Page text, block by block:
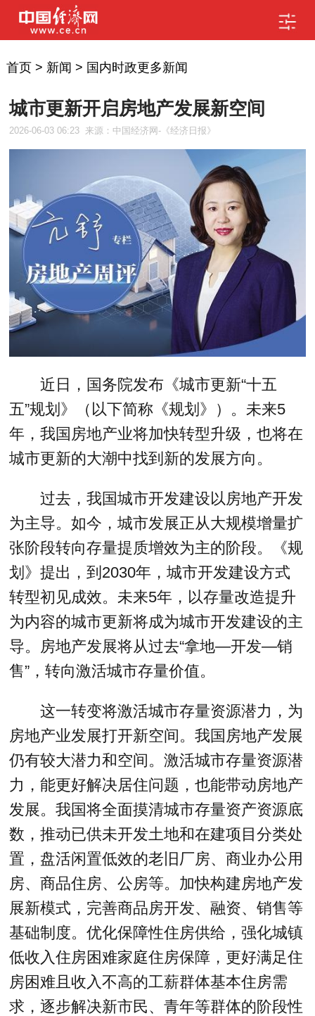
首页> 新闻 > 国内时政更多新闻
城市更新开启房地产发展新空间
2026-06-03 06:23 来源：中国经济网-《经济日报》
近日，国务院发布《城市更新“十五
五”规划》（以下简称《规划》）。未来5
年，我国房地产业将加快转型升级，也将在
城市更新的大潮中找到新的发展方向。
过去，我国城市开发建设以房地产开发
为主导。如今，城市发展正从大规模增量扩
张阶段转向存量提质增效为主的阶段。《规
划》提出，到2030年，城市开发建设方式
转型初见成效。未来5年，以存量改造提升
为内容的城市更新将成为城市开发建设的主
导。房地产发展将从过去“拿地—开发—销
售”，转向激活城市存量价值。
这一转变将激活城市存量资源潜力，为
房地产业发展打开新空间。我国房地产发展
仍有较大潜力和空间。激活城市存量资源潜
力，能更好解决居住问题，也能带动房地产
发展。我国将全面摸清城市存量资产资源底
数，推动已供未开发土地和在建项目分类处
置，盘活闲置低效的老旧厂房、商业办公用
房、商品住房、公房等。加快构建房地产发
展新模式，完善商品房开发、融资、销售等
基础制度。优化保障性住房供给，强化城镇
低收入住房困难家庭住房保障，更好满足住
房困难且收入不高的工薪群体基本住房需
求，逐步解决新市民、青年等群体的阶段性